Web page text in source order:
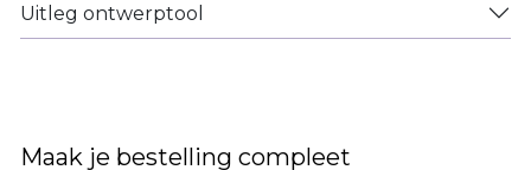
Uitleg ontwerptool
Maak je bestelling compleet